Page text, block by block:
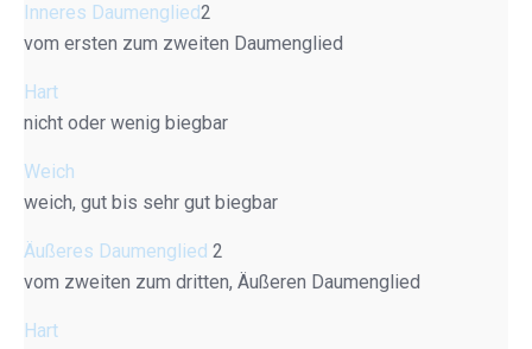
Inneres Daumenglied2
vom ersten zum zweiten Daumenglied
Hart
nicht oder wenig biegbar
Weich
weich, gut bis sehr gut biegbar
Äußeres Daumenglied 2
vom zweiten zum dritten, Äußeren Daumenglied
Hart